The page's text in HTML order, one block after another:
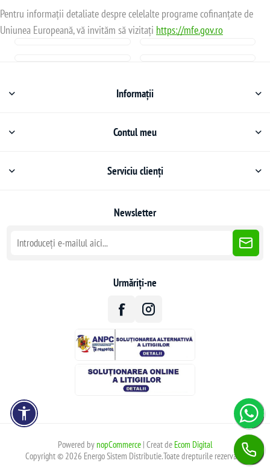
Pentru informații detaliate despre celelalte programe cofinanțate de
Uniunea Europeană, vă invităm să vizitați https://mfe.gov.ro
Informații
Contul meu
Serviciu clienți
Newsletter
Urmăriți-ne
Powered bynopCommerce| Creat de Ecom Digital
Copyright © 2026 Energo Sistem Distributie.Toate drepturile rezervate.